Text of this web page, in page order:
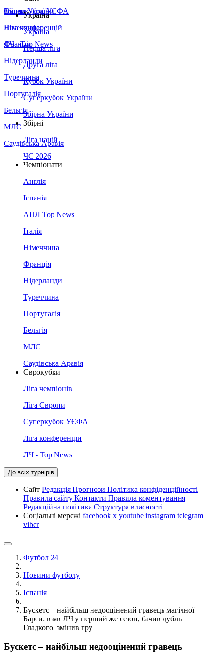
Збірна України
Італія
Німеччина
Франція
Нідерланди
Туреччина
Португалія
Бельгія
МЛС
Саудівська Аравія
Суперкубок УЄФА
Ліга конференцій
ЛЧ - Top News
Україна
Україна
Перша ліга
Друга ліга
Кубок України
Суперкубок України
Збірна України
Збірні
Ліга націй
ЧС 2026
Чемпіонати
Англія
Іспанія
АПЛ Top News
Італія
Німеччина
Франція
Нідерланди
Туреччина
Португалія
Бельгія
МЛС
Саудівська Аравія
Єврокубки
Ліга чемпіонів
Ліга Європи
Суперкубок УЄФА
Ліга конференцій
ЛЧ - Top News
До всіх турнірів
Сайт Редакція Прогнози Політика конфіденційності
Правила сайту Контакти Правила коментування
Редакційна політика Структура власності
Соціальні мережі facebook x youtube instagram telegram
viber
Футбол 24
Новини футболу
Іспанія
Бускетс – найбільш недооцінений гравець магічної
Барси: взяв ЛЧ у перший же сезон, бачив дубль
Гладкого, змінив гру
Бускетс – найбільш недооцінений гравець